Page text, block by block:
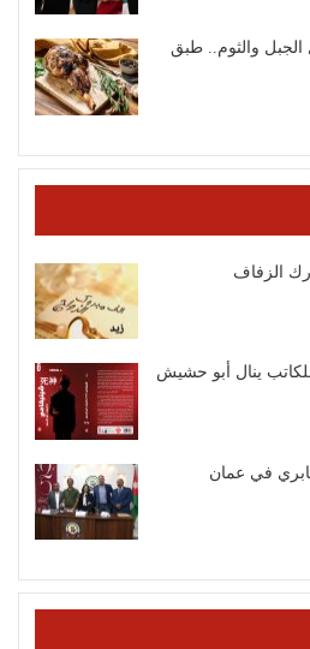
والثوم.. طبق
الزفاف
ينال أبو حشيش
في عمان